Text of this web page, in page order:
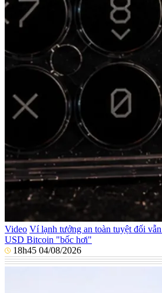
Video Ví lạnh tưởng an toàn tuyệt đối
USD Bitcoin "bốc hơi"
18h45 04/08/2026